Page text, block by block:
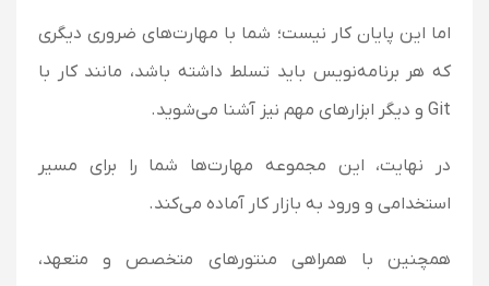
اما این پایان کار نیست؛ شما با مهارت‌های ضروری دیگری
که هر برنامه‌نویس باید تسلط داشته باشد، مانند کار با
Git و دیگر ابزارهای مهم نیز آشنا می‌شوید.
در نهایت، این مجموعه مهارت‌ها شما را برای مسیر
استخدامی و ورود به بازار کار آماده می‌کند.
همچنین با همراهی منتورهای متخصص و متعهد،